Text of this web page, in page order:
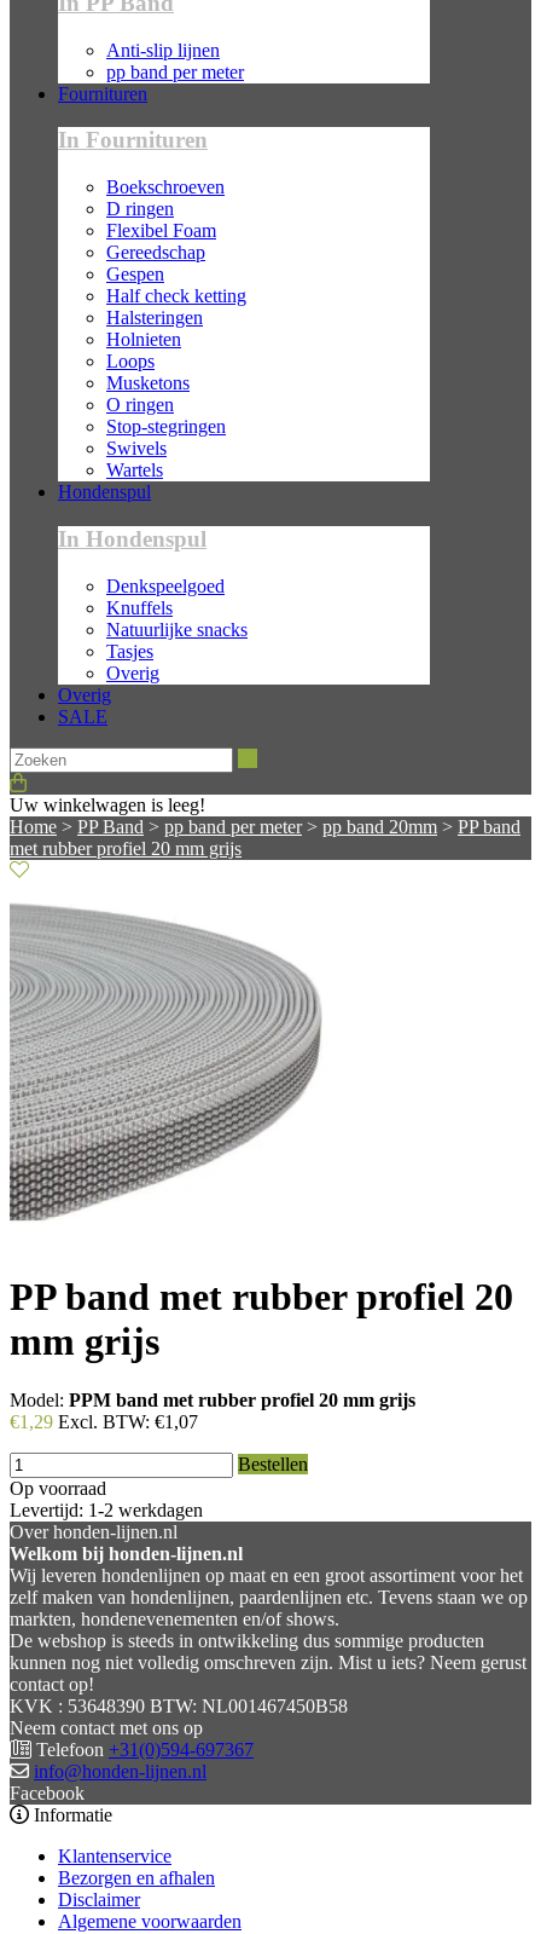
Anti-slip lijnen
pp band per meter
Fournituren
In Fournituren
Boekschroeven
D ringen
Flexibel Foam
Gereedschap
Gespen
Half check ketting
Halsteringen
Holnieten
Loops
Musketons
O ringen
Stop-stegringen
Swivels
Wartels
Hondenspul
In Hondenspul
Denkspeelgoed
Knuffels
Natuurlijke snacks
Tasjes
Overig
Overig
SALE
Uw winkelwagen is leeg!
Home > PP Band > pp band per meter> pp band 20mm > PP band
met rubber profiel 20 mm grijs
PP band met rubber profiel 20
mm grijs
Model: PPM band met rubber profiel 20 mm grijs
€1,29 Excl. BTW: €1,07
Bestellen
Op voorraad
Levertijd: 1-2 werkdagen
Over honden-lijnen.nl
Welkom bij honden-lijnen.nl
Wij leveren hondenlijnen op maat en een groot assortiment voor het
zelf maken van hondenlijnen, paardenlijnen etc. Tevens staan we op
markten, hondenevenementen en/of shows.
De webshop is steeds in ontwikkeling dus sommige producten
kunnen nog niet volledig omschreven zijn. Mist u iets? Neem gerust
contact op!
KVK : 53648390 BTW: NL001467450B58
Neem contact met ons op
Telefoon +31(0)594-697367
info@honden-lijnen.nl
Facebook
Informatie
Klantenservice
Bezorgen en afhalen
Disclaimer
Algemene voorwaarden